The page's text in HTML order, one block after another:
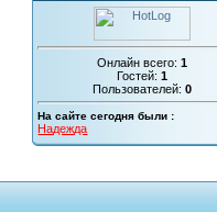
Онлайн всего:1
Гостей:1
Пользователей:0
На сайте сегодня были :
Надежда